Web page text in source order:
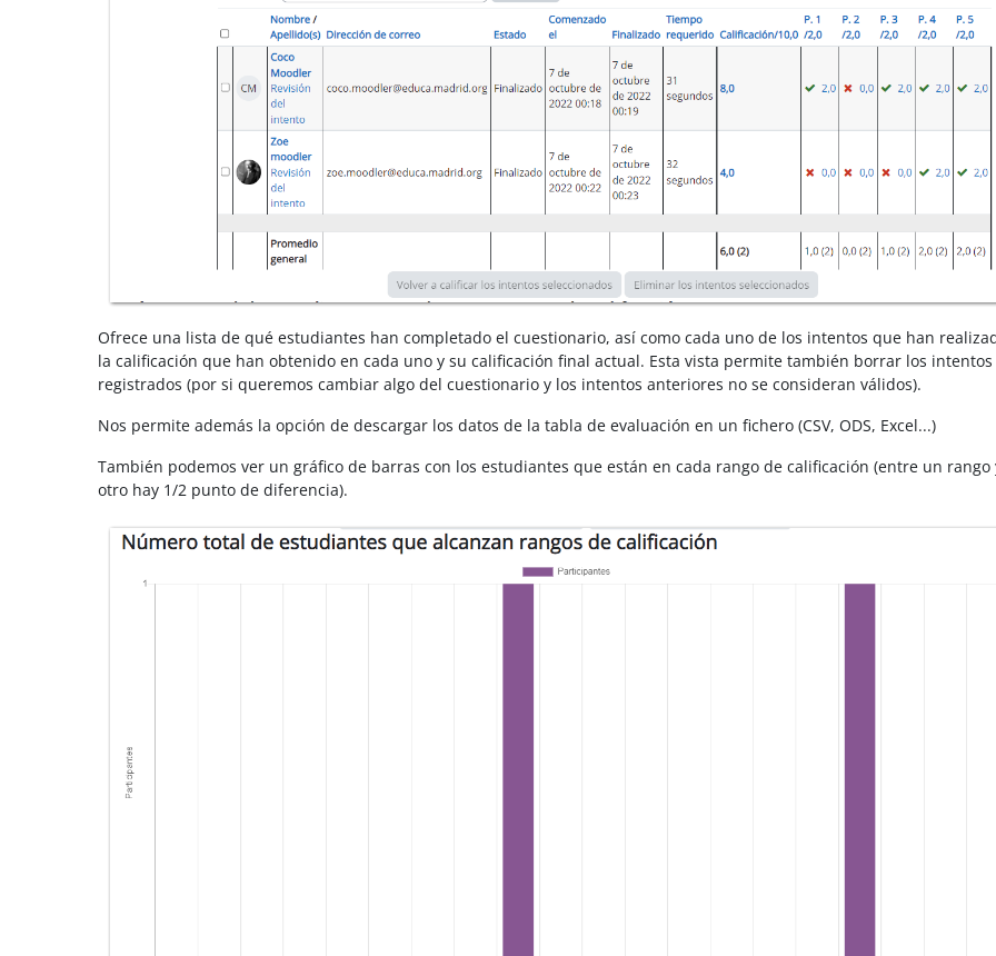
Ofrece una lista de qué estudiantes han completado el cuestionario, así como cada uno de los intentos que han
la calificación que han obtenido en cada uno y su calificación final actual. Esta vista permite también borrar los intentos
registrados (por si queremos cambiar algo del cuestionario y los intentos anteriores no se consideran válidos).
Nos permite además la opción de descargar los datos de la tabla de evaluación en un fichero (CSV, ODS, Excel...)
También podemos ver un gráfico de barras con los estudiantes que están en cada rango de calificación (entre un rango
otro hay 1/2 punto de diferencia).